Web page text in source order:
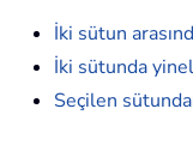
İki sütun
İki sütunda
Seçilen